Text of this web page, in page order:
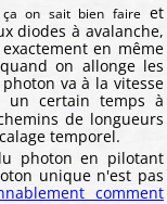
ça on sait bien faireet
diodes à avalanche,
en même
on allonge les
va à la vitesse
un certain temps à
de longueurs
temporel.
photon en pilotant
unique n'est pas
comment